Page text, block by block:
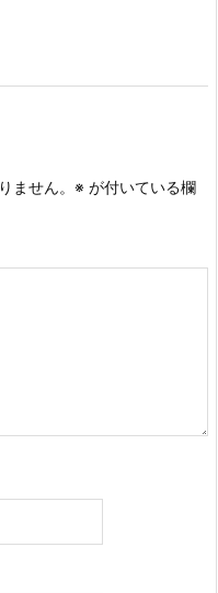
ません。 ※ が付いている欄